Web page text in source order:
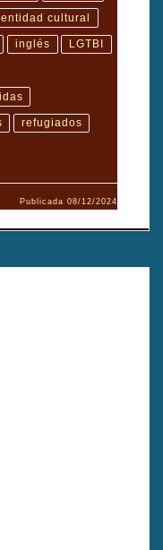
cultural
inglés LGTBI
refugiados
Publicada08/12/2024